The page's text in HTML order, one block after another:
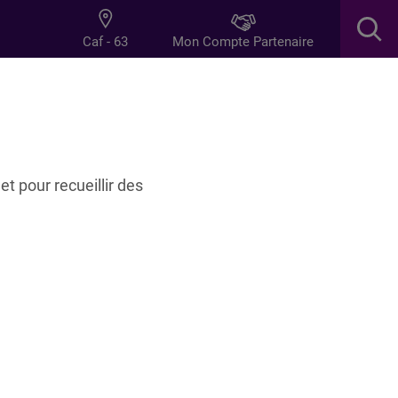
pour recueillir des
Caf - 63 Mon Compte Partenaire